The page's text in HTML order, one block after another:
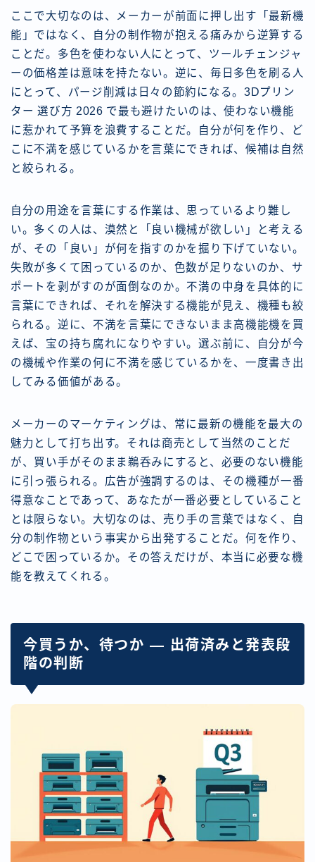
ここで大切なのは、メーカーが前面に押し出す「最新機
能」ではなく、自分の制作物が抱える痛みから逆算する
ことだ。多色を使わない人にとって、ツールチェンジャ
ーの価格差は意味を持たない。逆に、毎日多色を刷る人
にとって、パージ削減は日々の節約になる。3Dプリン
ター 選び方 2026 で最も避けたいのは、使わない機能
に惹かれて予算を浪費することだ。自分が何を作り、ど
こに不満を感じているかを言葉にできれば、候補は自然
と絞られる。
自分の用途を言葉にする作業は、思っているより難し
い。多くの人は、漠然と「良い機械が欲しい」と考える
が、その「良い」が何を指すのかを掘り下げていない。
失敗が多くて困っているのか、色数が足りないのか、サ
ポートを剥がすのが面倒なのか。不満の中身を具体的に
言葉にできれば、それを解決する機能が見え、機種も絞
られる。逆に、不満を言葉にできないまま高機能機を買
えば、宝の持ち腐れになりやすい。選ぶ前に、自分が今
の機械や作業の何に不満を感じているかを、一度書き出
してみる価値がある。
メーカーのマーケティングは、常に最新の機能を最大の
魅力として打ち出す。それは商売として当然のことだ
が、買い手がそのまま鵜呑みにすると、必要のない機能
に引っ張られる。広告が強調するのは、その機種が一番
得意なことであって、あなたが一番必要としていること
とは限らない。大切なのは、売り手の言葉ではなく、自
分の制作物という事実から出発することだ。何を作り、
どこで困っているか。その答えだけが、本当に必要な機
能を教えてくれる。
今買うか、待つか — 出荷済みと発表段
階の判断